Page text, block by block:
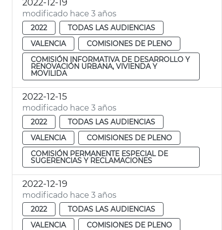
2022-12-19
modificado hace 3 años
2022
TODAS LAS AUDIENCIAS
VALENCIA
COMISIONES DE PLENO
COMISIÓN INFORMATIVA DE DESARROLLO Y
RENOVACIÓN URBANA, VIVIENDA Y
MOVILIDA
2022-12-15
modificado hace 3 años
2022
TODAS LAS AUDIENCIAS
VALENCIA
COMISIONES DE PLENO
COMISIÓN PERMANENTE ESPECIAL DE
SUGERENCIAS Y RECLAMACIONES
2022-12-19
modificado hace 3 años
2022
TODAS LAS AUDIENCIAS
VALENCIA
COMISIONES DE PLENO